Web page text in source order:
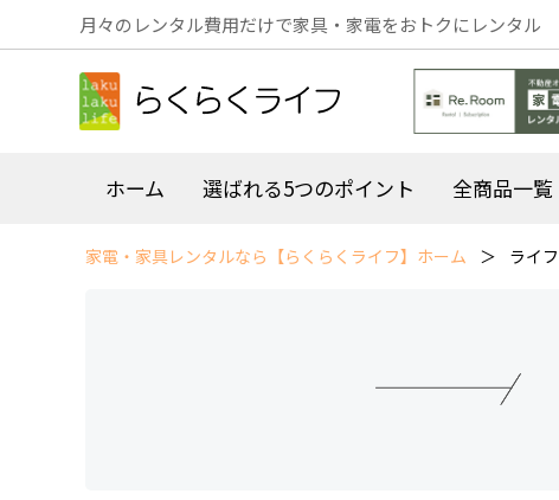
月々のレンタル費用だけで家具・家電をおトクにレンタル
ホーム 選ばれる5つのポイント 全商品一覧
家電・家具レンタルなら【らくらくライフ】ホーム ライ